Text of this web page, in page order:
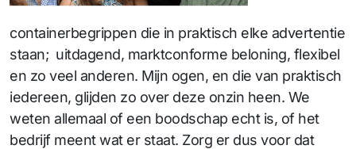
containerbegrippen die in praktisch elke advertentie
staan; uitdagend, marktconforme beloning, flexibel
en zo veel anderen. Mijn ogen, en die van praktisch
iedereen, glijden zo over deze onzin heen. We
weten allemaal of een boodschap echt is, of het
bedrijf meent wat er staat. Zorg er dus voor dat